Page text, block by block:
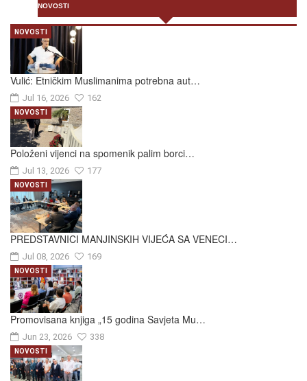
NOVOSTI
Vulić: Etničkim Muslimanima potrebna aut…
Jul 16, 2026 162
NOVOSTI
Položeni vijenci na spomenik palim borci…
Jul 13, 2026 177
NOVOSTI
PREDSTAVNICI MANJINSKIH VIJEĆA SA VENECI…
Jul 08, 2026 169
NOVOSTI
Promovisana knjiga „15 godina Savjeta Mu…
Jun 23, 2026 338
NOVOSTI
NOVOSTI